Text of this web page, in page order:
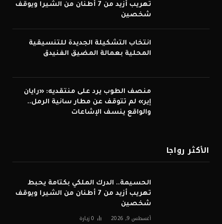
تهريب أزيد من 7 أطنان من الشيرا ويوقف
شخصين
انتخاب التشكيلة الجديدة للتنسيقية
المحلية بعمالة المضيق الفنيدق
منصف الطوب يرد على منتقديه: «رايان
إير» لم تتوقف عن مطار سانية الرمل..
والواقع ينسف الإشاعات
الأكثر رواجا
الحسيمة.. الدرك الملكي بكتامة يحبط
تهريب أزيد من 7 أطنان من الشيرا ويوقف
شخصين
أغسطس 9, 2026 0زيارة